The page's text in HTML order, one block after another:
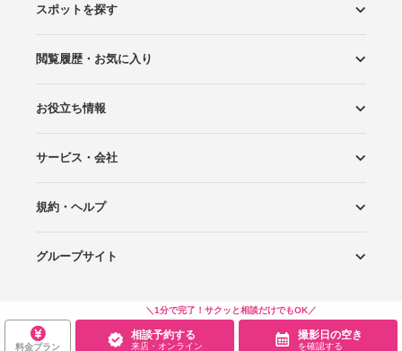
＼1分で完了！サクッと相談だけでもOK／
料金プラン
相談予約する
来店・オンライン
撮影日の空き
を確認する
エリアから探す
こだわりから探す
NEW PHOTO STYLE
プランから探す
フォトタイプ診断
フォトグラファーから探す
国内リゾートから探す
スポットを探す
ロケーションから探す
スタジオから探す
閲覧履歴・お気に入り
閲覧スタジオ
お気に入り
お役立ち情報
Wedding Photo マガジン
はじめてガイド
サービス・会社
Photoraitとは
スタジオの掲載について
お問い合わせ
運営会社
サイトマップ
規約・ヘルプ
プライバシーポリシー
利用規約
ヘルプ
グループサイト
Wedding Park 海外
Copyright©WEDDING PARK CO.,LTD.